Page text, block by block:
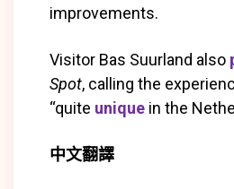
improvements.
Visitor Bas Suurland also
Spot, calling the
“quite unique in the
中文翻譯